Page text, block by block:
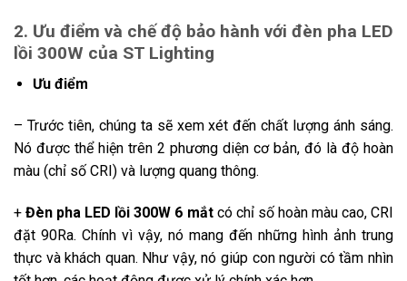
2. Ưu điểm và chế độ bảo hành với đèn pha LED
lồi 300W của ST Lighting
Ưu điểm
– Trước tiên, chúng ta sẽ xem xét đến chất lượng ánh sáng.
Nó được thể hiện trên 2 phương diện cơ bản, đó là độ hoàn
màu (chỉ số CRI) và lượng quang thông.
+Đèn pha LED lồi 300W 6 mắt có chỉ số hoàn màu cao, CRI
đặt 90Ra. Chính vì vậy, nó mang đến những hình ảnh trung
thực và khách quan. Như vậy, nó giúp con người có tầm nhìn